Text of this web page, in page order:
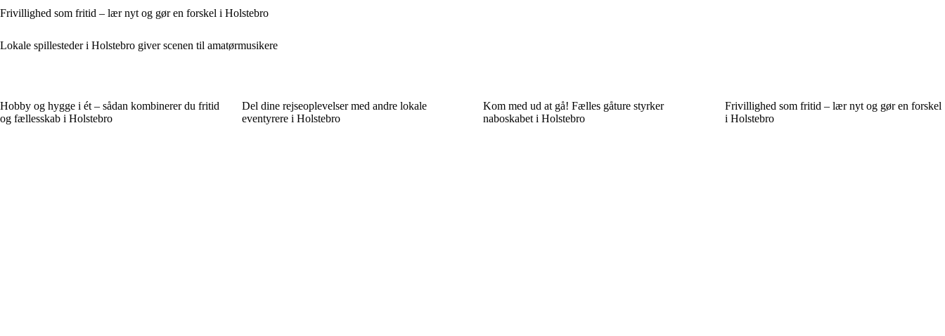
Frivillighed som fritid – lær nyt og gør en forskel i Holstebro
Lokale spillesteder i Holstebro giver scenen til amatørmusikere
Hobby og hygge i ét – sådan kombinerer du fritid
og fællesskab i Holstebro
Del dine rejseoplevelser med andre lokale
eventyrere i Holstebro
Kom med ud at gå! Fælles gåture styrker
naboskabet i Holstebro
Frivillighed som fritid – lær nyt og gør en forskel
i Holstebro